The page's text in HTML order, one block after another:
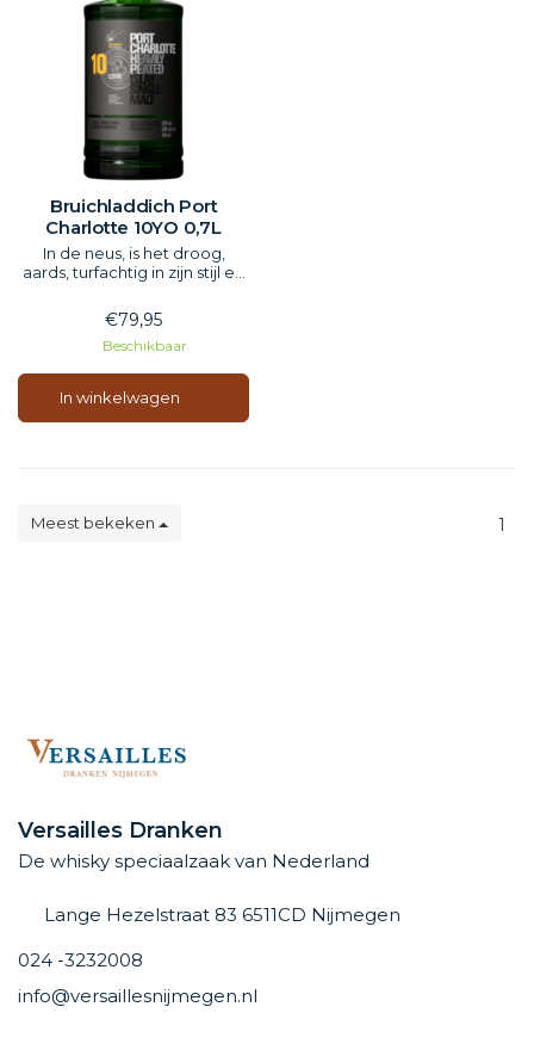
Bruichladdich Port
Charlotte 10YO 0,7L
In de neus, is het droog,
aards, turfachtig in zijn stijl en
komen met golven van
gouden karamel, toffees,
vanillevla, hints van gember,
delicatesse en zachtheid in
text
€79,95
Beschikbaar
In winkelwagen
Meest bekeken 1
Versailles Dranken
De whisky speciaalzaak van Nederland
Lange Hezelstraat 83 6511CD Nijmegen
024 -3232008
info@versaillesnijmegen.nl